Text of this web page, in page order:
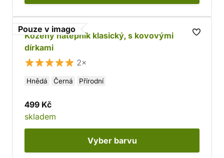
Pouze v imago
Kožený nátepník klasický, s kovovými
dírkami
2×
Hnědá Černá Přírodní
499 Kč
skladem
Vyber barvu